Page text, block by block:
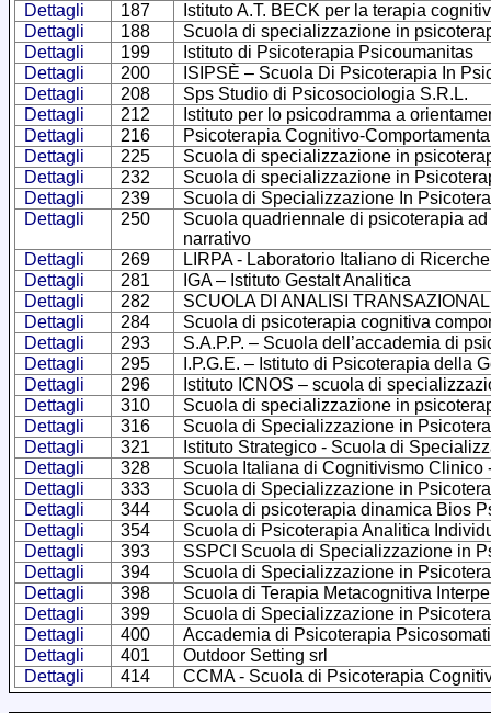
Dettagli
187
Istituto A.T. BECK per la terapia
Dettagli
188
Scuola di specializzazione in
Dettagli
199
Istituto di Psicoterapia Psicoumanitas
Dettagli
200
ISIPSÈ – Scuola Di Psicoterapia In
Dettagli
208
Sps Studio di Psicosociologia S.R.L.
Dettagli
212
Istituto per lo psicodramma a
Dettagli
216
Psicoterapia Cognitivo-
Dettagli
225
Scuola di specializzazione in
Dettagli
232
Scuola di specializzazione in
Dettagli
239
Scuola di Specializzazione In
Dettagli
250
Scuola quadriennale di psicoterapia
narrativo
Dettagli
269
LIRPA - Laboratorio Italiano di
Dettagli
281
IGA – Istituto Gestalt Analitica
Dettagli
282
SCUOLA DI ANALISI
Dettagli
284
Scuola di psicoterapia cognitiva
Dettagli
293
S.A.P.P. – Scuola dell’accademia di
Dettagli
295
I.P.G.E. – Istituto di Psicoterapia della
Dettagli
296
Istituto ICNOS – scuola di
Dettagli
310
Scuola di specializzazione in
Dettagli
316
Scuola di Specializzazione in
Dettagli
321
Istituto Strategico - Scuola di
Dettagli
328
Scuola Italiana di Cognitivismo Clinico
Dettagli
333
Scuola di Specializzazione in
Dettagli
344
Scuola di psicoterapia dinamica Bios
Dettagli
354
Scuola di Psicoterapia Analitica
Dettagli
393
SSPCI Scuola di Specializzazione in
Dettagli
394
Scuola di Specializzazione in
Dettagli
398
Scuola di Terapia Metacognitiva
Dettagli
399
Scuola di Specializzazione in
Dettagli
400
Accademia di Psicoterapia
Dettagli
401
Outdoor Setting srl
Dettagli
414 CCMA - Scuola di Psicoterapia